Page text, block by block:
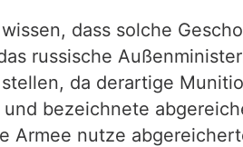
dass solche
russische
da derartige
bezeichnete
Armee nutze